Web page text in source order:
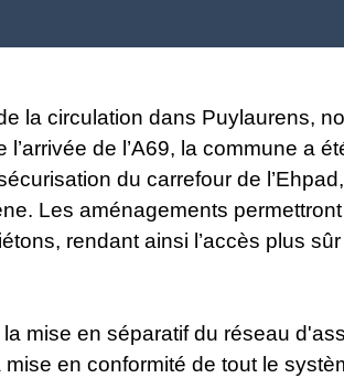
la circulation dans Puylaurens,
l’arrivée de l’A69, la commune a
du carrefour de
Les aménagements
rendant ainsi l’accès plus
mise en séparatif du réseau
mise en conformité de tout le